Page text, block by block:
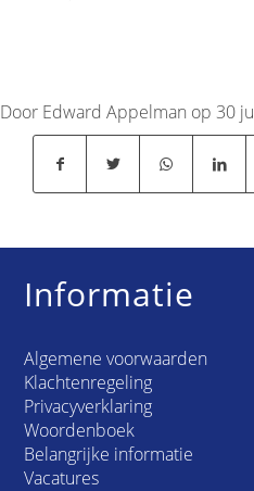
Door Edward Appelman op 30
Informatie
Algemene voorwaarden
Klachtenregeling
Privacyverklaring
Woordenboek
Belangrijke informatie
Vacatures